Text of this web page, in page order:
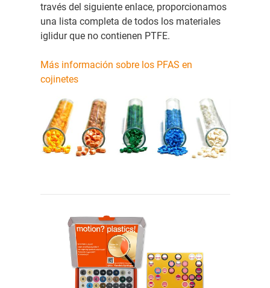
través del siguiente enlace, proporcionamos
una lista completa de todos los materiales
iglidur que no contienen PTFE.
Más información sobre los PFAS en
cojinetes